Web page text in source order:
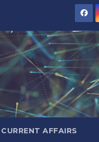
CURRENT AFFAIRS